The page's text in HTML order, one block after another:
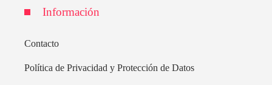
Información
Contacto
Política de Privacidad y Protección de Datos